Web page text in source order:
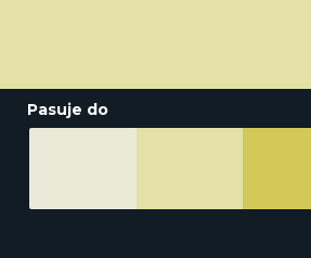
Pasuje do